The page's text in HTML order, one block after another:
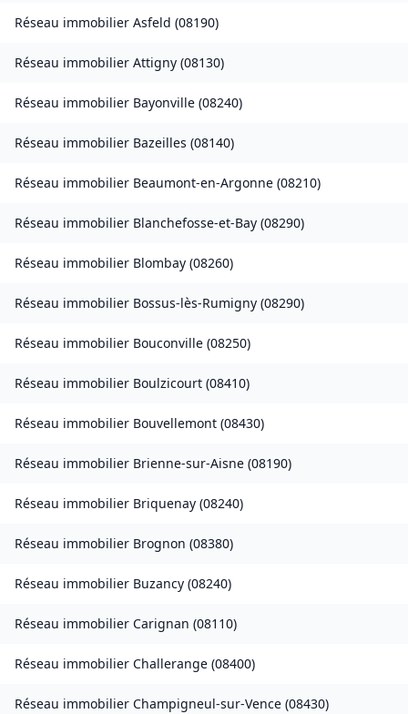
Réseau immobilier Asfeld (08190)
Réseau immobilier Attigny (08130)
Réseau immobilier Bayonville (08240)
Réseau immobilier Bazeilles (08140)
Réseau immobilier Beaumont-en-Argonne (08210)
Réseau immobilier Blanchefosse-et-Bay (08290)
Réseau immobilier Blombay (08260)
Réseau immobilier Bossus-lès-Rumigny (08290)
Réseau immobilier Bouconville (08250)
Réseau immobilier Boulzicourt (08410)
Réseau immobilier Bouvellemont (08430)
Réseau immobilier Brienne-sur-Aisne (08190)
Réseau immobilier Briquenay (08240)
Réseau immobilier Brognon (08380)
Réseau immobilier Buzancy (08240)
Réseau immobilier Carignan (08110)
Réseau immobilier Challerange (08400)
Réseau immobilier Champigneul-sur-Vence (08430)